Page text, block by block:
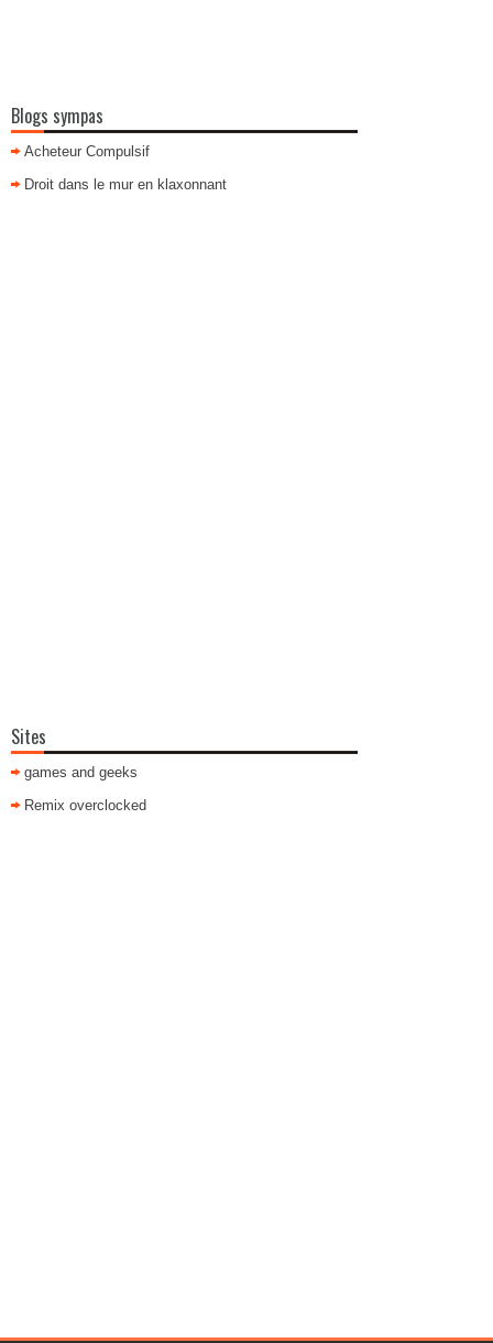
Blogs sympas
Acheteur Compulsif
Droit dans le mur en klaxonnant
Sites
games and geeks
Remix overclocked